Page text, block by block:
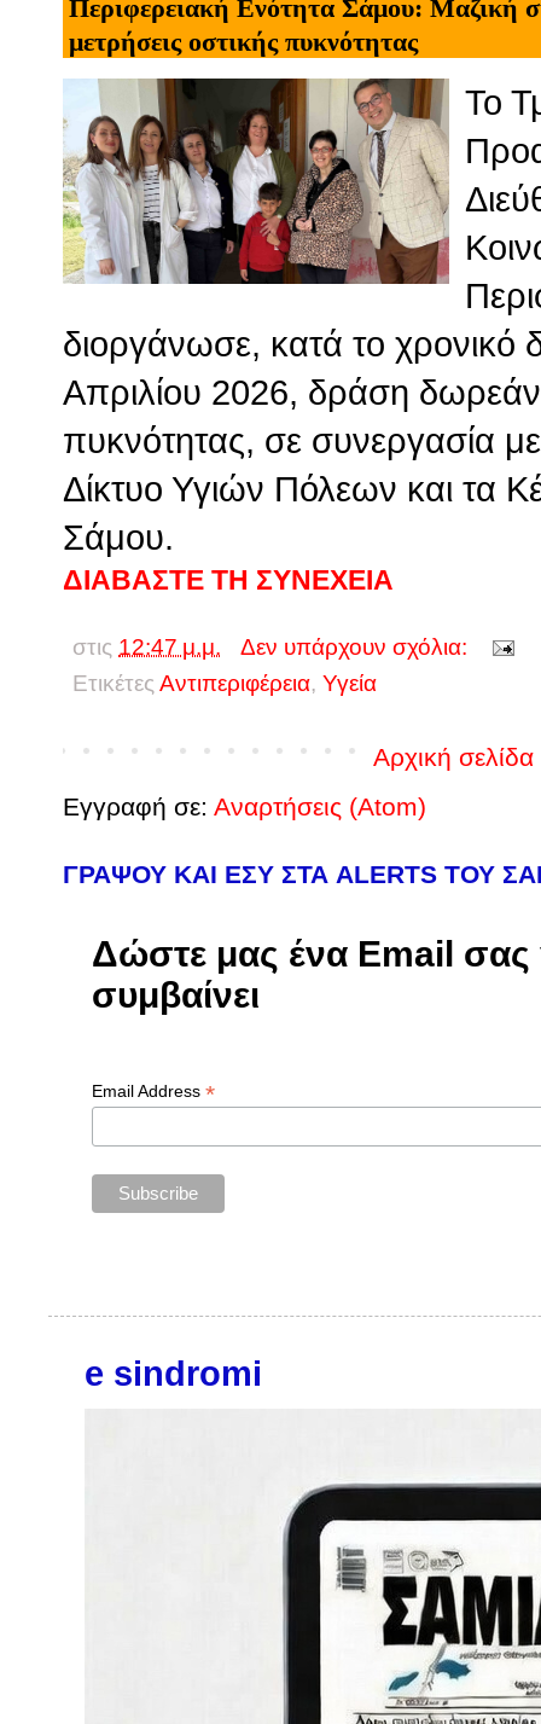
Περιφερειακή Ενότητα Σάμου: Μαζική
μετρήσεις οστικής πυκνότητας
Το
διοργάνωσε, κατά το
Απριλίου 2026, δράση δωρεάν
πυκνότητας, σε συνεργασία
Δίκτυο Υγιών Πόλεων και τα
Σάμου.
ΔΙΑΒΑΣΤΕ ΤΗ ΣΥΝΕΧΕΙΑ
στις 12:47 μ.μ.
Δεν υπάρχουν σχόλια:
Ετικέτες Αντιπεριφέρεια, Υγεία
Αρχική σελίδα
Εγγραφή σε: Αναρτήσεις (Atom)
ΓΡΑΨΟΥ ΚΑΙ ΕΣΥ ΣΤΑ ALERTS ΤΟΥ
Δώστε μας ένα Email σας
συμβαίνει
Email Address *
e sindromi